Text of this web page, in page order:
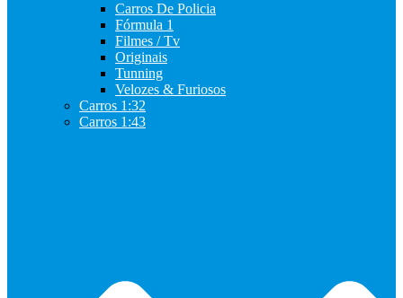
Carros De Policia
Fórmula 1
Filmes / Tv
Originais
Tunning
Velozes & Furiosos
Carros 1:32
Carros 1:43